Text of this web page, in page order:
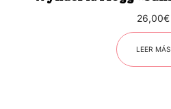
26,00€
LEER MÁS